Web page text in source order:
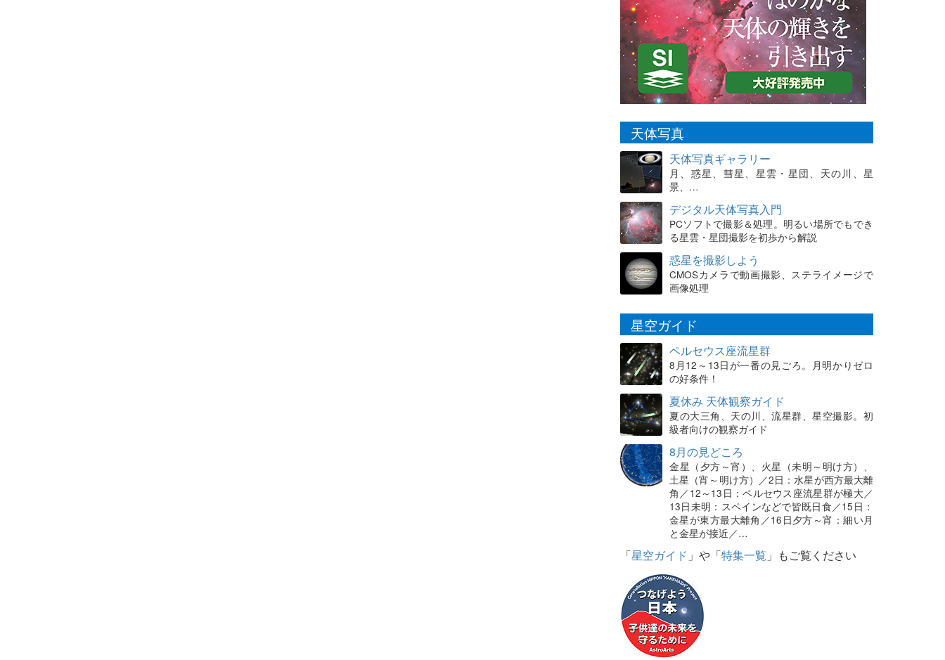
天体写真
天体写真ギャラリー
月、惑星、彗星、星雲・星団、天の川、星
景、…
デジタル天体写真入門
PCソフトで撮影＆処理。明るい場所でもでき
る星雲・星団撮影を初歩から解説
惑星を撮影しよう
CMOSカメラで動画撮影、ステライメージで
画像処理
星空ガイド
ペルセウス座流星群
8月12～13日が一番の見ごろ。月明かりゼロ
の好条件！
夏休み 天体観察ガイド
夏の大三角、天の川、流星群、星空撮影。初
級者向けの観察ガイド
8月の見どころ
金星（夕方～宵）、火星（未明～明け方）、
土星（宵～明け方）／2日：水星が西方最大離
角／12～13日：ペルセウス座流星群が極大／
13日未明：スペインなどで皆既日食／15日：
金星が東方最大離角／16日夕方～宵：細い月
と金星が接近／…
「星空ガイド 」や「特集一覧 」もご覧ください